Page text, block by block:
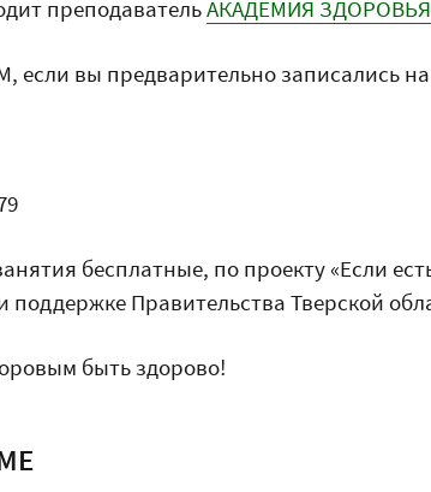
преподавательАКАДЕМИЯ ЗДОРОВЬЯ
вы предварительно записались
бесплатные, по проекту «Если
поддержке Правительства Тверской
быть здорово!